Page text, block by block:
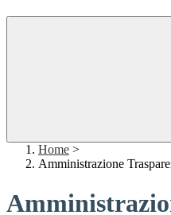
Home >
Amministrazione